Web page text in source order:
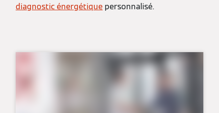
diagnostic énergétique personnalisé.